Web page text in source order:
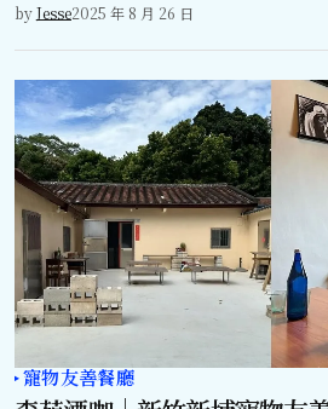
byJesse2025 年 8 月 26 日
寵物友善餐廳